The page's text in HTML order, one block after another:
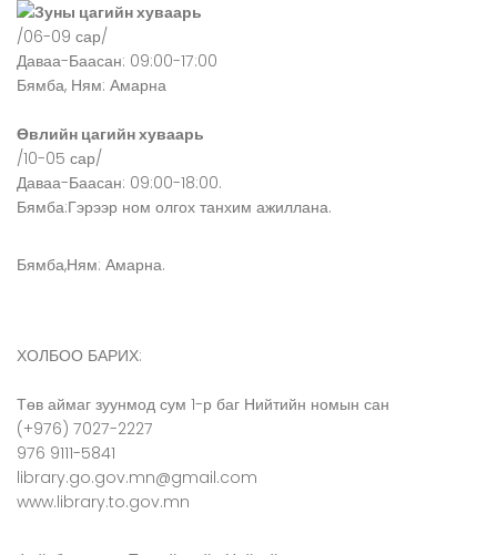
Зуны цагийн хуваарь
/06-09 сар/
Даваа-Баасан: 09:00-17:00
Бямба, Ням: Амарна
Өвлийн цагийн хуваарь
/10-05 сар/
Даваа-Баасан: 09:00-18:00.
Бямба:Гэрээр ном олгох танхим ажиллана.
Бямба,Ням: Амарна.
ХОЛБОО БАРИХ:
Төв аймаг зуунмод сум 1-р баг Нийтийн номын сан
(+976) 7027-2227
976 9111-5841
library.go.gov.mn@gmail.com
www.library.to.gov.mn